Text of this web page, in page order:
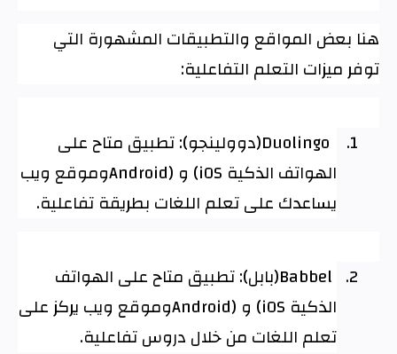
هنا بعض المواقع والتطبيقات المشهورة التي
توفر ميزات التعلم التفاعلية:
1.
Duolingo(دوولينجو): تطبيق متاح على
الهواتف الذكية (iOS و Android)وموقع ويب
يساعدك على تعلم اللغات بطريقة تفاعلية.
2.
Babbel(بابل): تطبيق متاح على الهواتف
الذكية (iOS و Android)وموقع ويب يركز على
تعلم اللغات من خلال دروس تفاعلية.